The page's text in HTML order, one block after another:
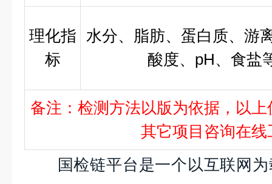
理化指
标
水分、脂肪、蛋白质、游
酸度、pH、食盐
备注：检测方法以版为依据，以
其它项目咨询在线
国检链平台是一个以互联网为